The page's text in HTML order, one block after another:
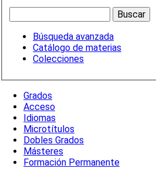
Búsqueda avanzada
Catálogo de materias
Colecciones
Grados
Acceso
Idiomas
Microtítulos
Dobles Grados
Másteres
Formación Permanente